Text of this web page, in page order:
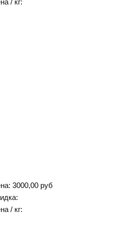
/ кг:
3000,00 руб
/ кг: